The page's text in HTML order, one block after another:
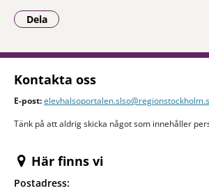
Dela
- Klicka för att öppna
Kontakta oss
E-post:
Tänk på att aldrig skicka något som innehåller
Här finns vi
Postadress: